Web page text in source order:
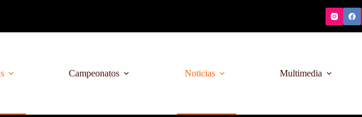
Campeonatos Noticias Multimedia